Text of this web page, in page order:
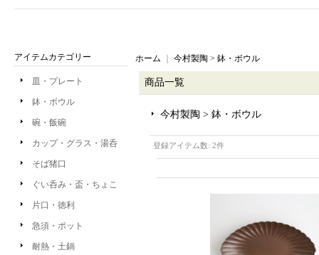
アイテムカテゴリー
皿・プレート
鉢・ボウル
碗・飯碗
カップ・グラス・湯呑
そば猪口
ぐい呑み・盃・ちょこ
片口・徳利
急須・ポット
耐熱・土鍋
ホーム 今村製陶 > 鉢・ボウル
商品一覧
今村製陶 > 鉢・ボウル
登録アイテム数: 2件